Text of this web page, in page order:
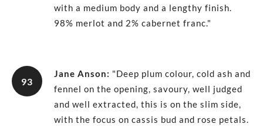
with a medium body and a lengthy finish.
98% merlot and 2% cabernet franc."
93
Jane Anson: "Deep plum colour, cold ash and
fennel on the opening, savoury, well judged
and well extracted, this is on the slim side,
with the focus on cassis bud and rose petals.